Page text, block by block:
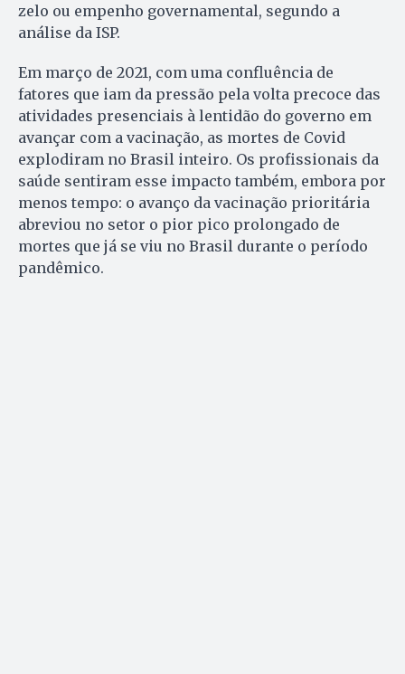
zelo ou empenho governamental, segundo a
análise da ISP.
Em março de 2021, com uma confluência de
fatores que iam da pressão pela volta precoce das
atividades presenciais à lentidão do governo em
avançar com a vacinação, as mortes de Covid
explodiram no Brasil inteiro. Os profissionais da
saúde sentiram esse impacto também, embora por
menos tempo: o avanço da vacinação prioritária
abreviou no setor o pior pico prolongado de
mortes que já se viu no Brasil durante o período
pandêmico.